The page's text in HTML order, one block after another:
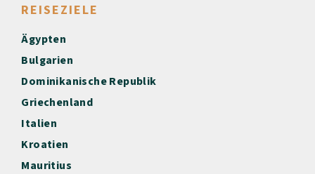
REISEZIELE
Ägypten
Bulgarien
Dominikanische Republik
Griechenland
Italien
Kroatien
Mauritius